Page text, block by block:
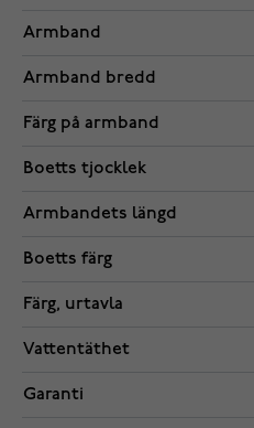
Armband
Armband bredd
Färg på armband
Boetts tjocklek
Armbandets längd
Boetts färg
Färg, urtavla
Vattentäthet
Garanti